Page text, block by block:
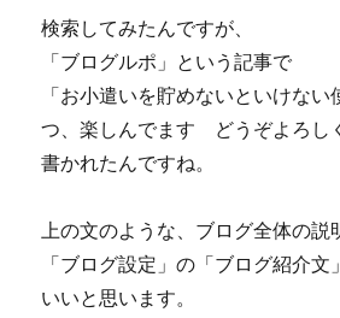
検索してみたんですが、
「ブログルポ」という記事で
「お小遣いを貯めないといけない
つ、楽しんでます どうぞよろし
書かれたんですね。
上の文のような、ブログ全体の説
「ブログ設定」の「ブログ紹介
いいと思います。